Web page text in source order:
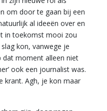
om door te gaan bij een
al ideeën over en
in toekomst mooi zou
kon, vanwege je
dat moment alleen niet
ook een journalist was.
krant. Agh, je kon maar